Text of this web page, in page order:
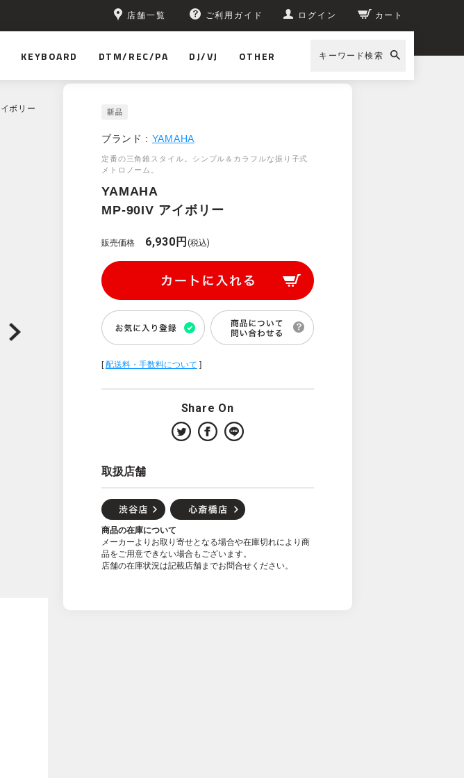
店舗一覧 ご利用ガイド ログイン カート
KEYBOARD DTM/REC/PA DJ/VJ OTHER キーワード検索
ボリー
ブランド : YAMAHA
定番の三角錐スタイル。シンプル＆カラフルな振り子式
メトロノーム。
YAMAHA
MP-90IV アイボリー
販売価格 6,930円 (税込)
[配送料・手数料について ]
Share On
取扱店舗
商品の在庫について
メーカーよりお取り寄せとなる場合や在庫切れにより商
品をご用意できない場合もございます。
店舗の在庫状況は記載店舗までお問合せください。